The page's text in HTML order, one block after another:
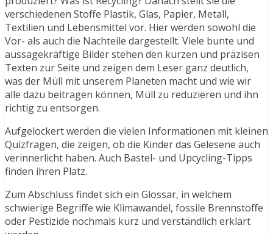
verschiedenen Stoffe Plastik, Glas, Papier, Metall,
Textilien und Lebensmittel vor. Hier werden sowohl die
Vor- als auch die Nachteile dargestellt. Viele bunte und
aussagekräftige Bilder stehen den kurzen und präzisen
Texten zur Seite und zeigen dem Leser ganz deutlich,
was der Müll mit unserem Planeten macht und wie wir
alle dazu beitragen können, Müll zu reduzieren und ihn
richtig zu entsorgen.
Aufgelockert werden die vielen Informationen mit kleinen
Quizfragen, die zeigen, ob die Kinder das Gelesene auch
verinnerlicht haben. Auch Bastel- und Upcycling-Tipps
finden ihren Platz.
Zum Abschluss findet sich ein Glossar, in welchem
schwierige Begriffe wie Klimawandel, fossile Brennstoffe
oder Pestizide nochmals kurz und verständlich erklärt